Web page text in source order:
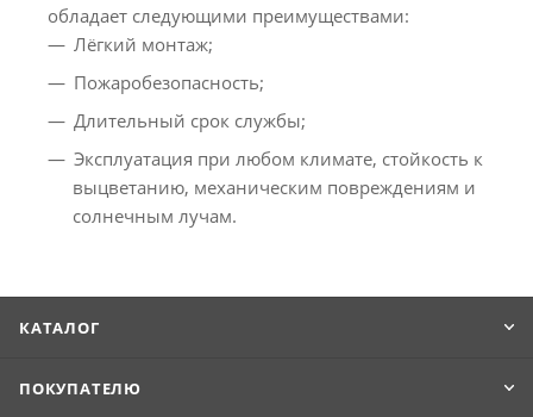
обладает следующими преимуществами:
Лёгкий монтаж;
Пожаробезопасность;
Длительный срок службы;
Эксплуатация при любом климате, стойкость к
выцветанию, механическим повреждениям и
солнечным лучам.
КАТАЛОГ
ПОКУПАТЕЛЮ